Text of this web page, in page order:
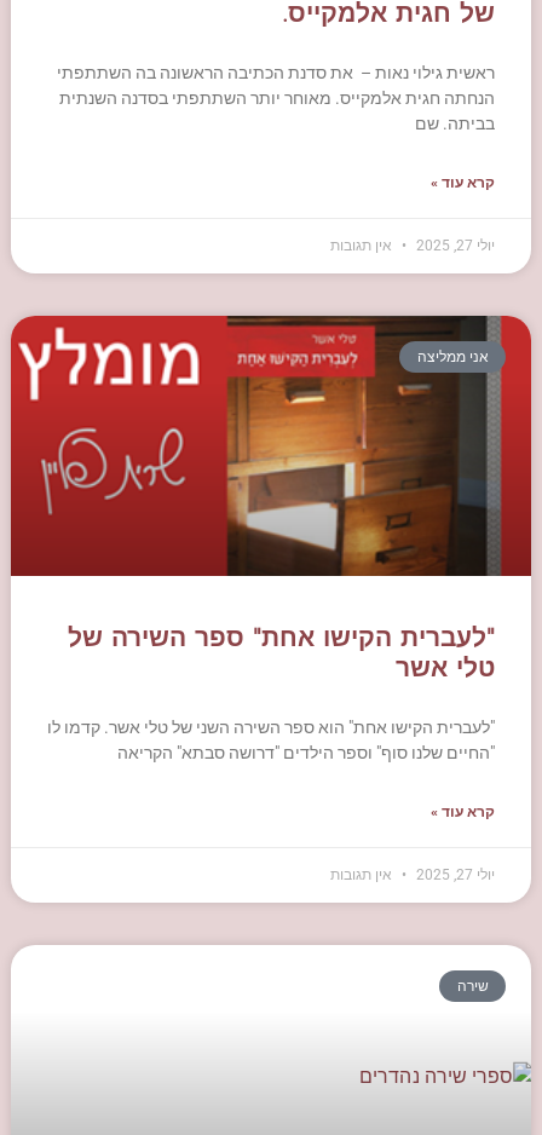
של חגית אלמקייס.
ראשית גילוי נאות – את סדנת הכתיבה הראשונה בה השתתפתי
הנחתה חגית אלמקייס. מאוחר יותר השתתפתי בסדנה השנתית
בביתה. שם
קרא עוד »
יולי 27, 2025 אין תגובות
אני ממליצה
"לעברית הקישו אחת" ספר השירה של
טלי אשר
"לעברית הקישו אחת" הוא ספר השירה השני של טלי אשר. קדמו לו
"החיים שלנו סוף" וספר הילדים "דרושה סבתא" הקריאה
קרא עוד »
יולי 27, 2025 אין תגובות
שירה